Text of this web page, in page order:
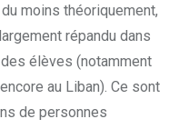
moins théoriquement,
répandu dans
élèves (notamment
au Liban). Ce sont
de personnes